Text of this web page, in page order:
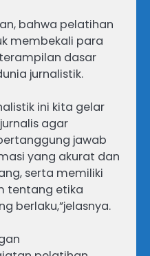
bahwa pelatihan
membekali para
dasar
jurnalistik.
ini kita gelar
agar
jawab
yang akurat dan
serta memiliki
tentang etika
berlaku,”jelasnya.